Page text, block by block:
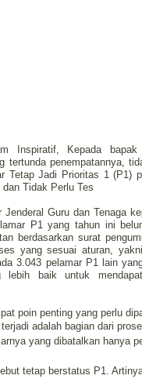
Inspiratif, Kepada
tertunda penempatannya,
Tetap Jadi Prioritas 1 (P1)
Tidak Perlu Tes
Jenderal Guru dan Tenaga
P1 yang tahun ini
berdasarkan surat
yang sesuai aturan,
3.043 pelamar P1 lain
lebih baik untuk
poin penting yang perlu
adalah bagian dari
yang dibatalkan hanya
tetap berstatus P1.